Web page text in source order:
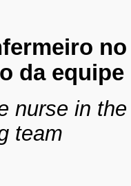
da equipe
nurse in
team